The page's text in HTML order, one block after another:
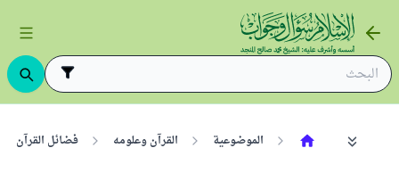
الموضوعية القرآن وعلومه فضائل القرآن